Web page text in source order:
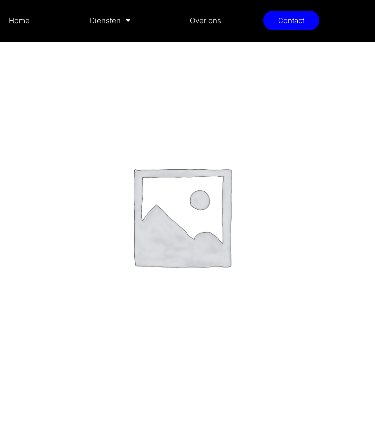
Home Diensten Over ons Contact